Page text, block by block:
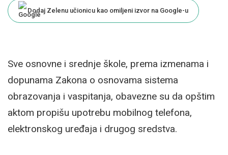
Dodaj Zelenu učionicu kao omiljeni izvor na Google-u
Sve osnovne i srednje škole, prema izmenama i
dopunama Zakona o osnovama sistema
obrazovanja i vaspitanja, obavezne su da opštim
aktom propišu upotrebu mobilnog telefona,
elektronskog uređaja i drugog sredstva.